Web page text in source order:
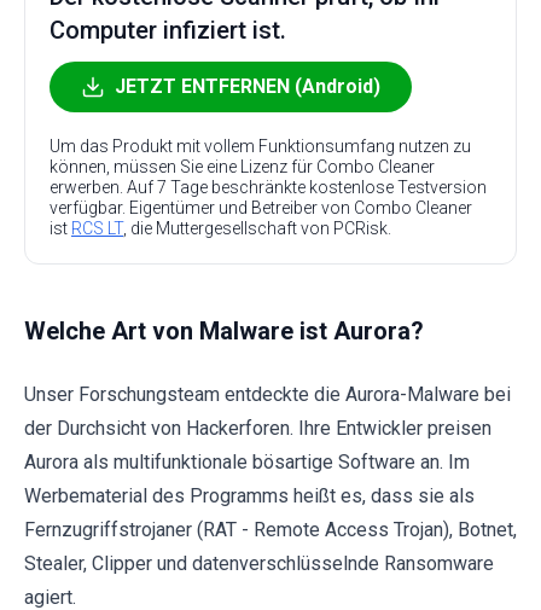
Computer infiziert ist.
JETZT ENTFERNEN (Android)
Um das Produkt mit vollem Funktionsumfang nutzen zu
können, müssen Sie eine Lizenz für Combo Cleaner
erwerben. Auf 7 Tage beschränkte kostenlose Testversion
verfügbar. Eigentümer und Betreiber von Combo Cleaner
ist RCS LT, die Muttergesellschaft von PCRisk.
Welche Art von Malware ist Aurora?
Unser Forschungsteam entdeckte die Aurora-Malware bei
der Durchsicht von Hackerforen. Ihre Entwickler preisen
Aurora als multifunktionale bösartige Software an. Im
Werbematerial des Programms heißt es, dass sie als
Fernzugriffstrojaner (RAT - Remote Access Trojan), Botnet,
Stealer, Clipper und datenverschlüsselnde Ransomware
agiert.